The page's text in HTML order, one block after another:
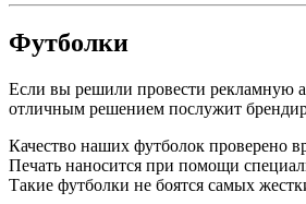
Футболки
Если вы решили провести рекламную
отличным решением послужит
Качество наших футболок проверено
Печать наносится при помощи
Такие футболки не боятся самых